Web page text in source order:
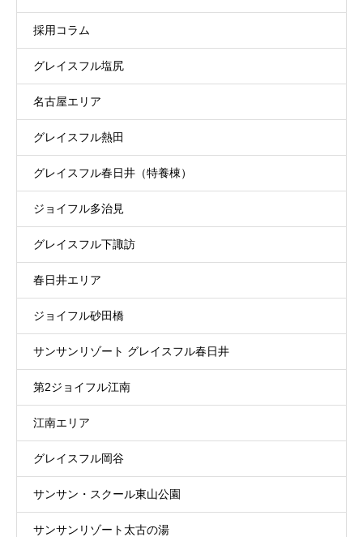
採用コラム
グレイスフル塩尻
名古屋エリア
グレイスフル熱田
グレイスフル春日井（特養棟）
ジョイフル多治見
グレイスフル下諏訪
春日井エリア
ジョイフル砂田橋
サンサンリゾート グレイスフル春日井
第2ジョイフル江南
江南エリア
グレイスフル岡谷
サンサン・スクール東山公園
サンサンリゾート太古の湯